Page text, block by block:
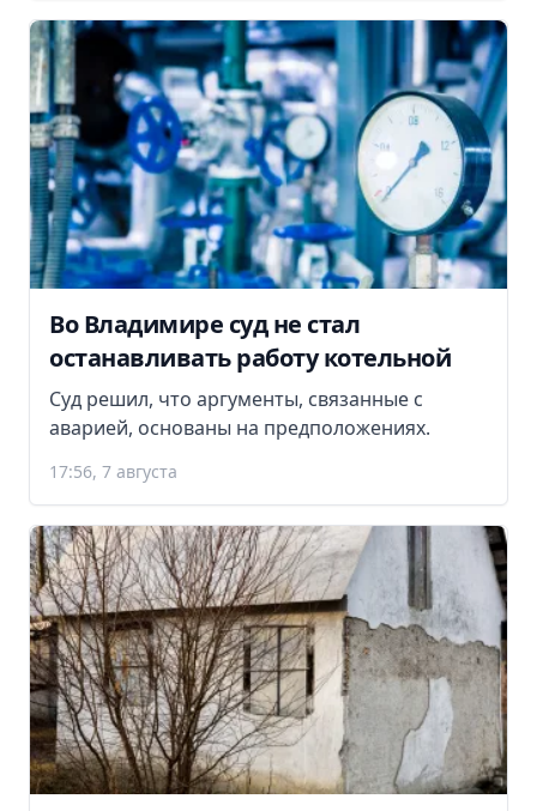
Во Владимире суд не стал
останавливать работу котельной
Суд решил, что аргументы, связанные с
аварией, основаны на предположениях.
17:56, 7 августа